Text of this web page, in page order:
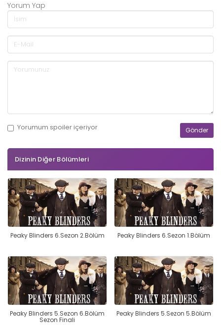
Yorum Yap
Yorumum spoileriçeriyor
Dizinin Diğer Bölümleri
Peaky Blinders 6.Sezon 2.Bölüm Peaky Blinders 6.Sezon 1.Bölüm
Peaky Blinders 5.Sezon 6.Bölüm
Sezon Finali
Peaky Blinders 5.Sezon 5.Bölüm